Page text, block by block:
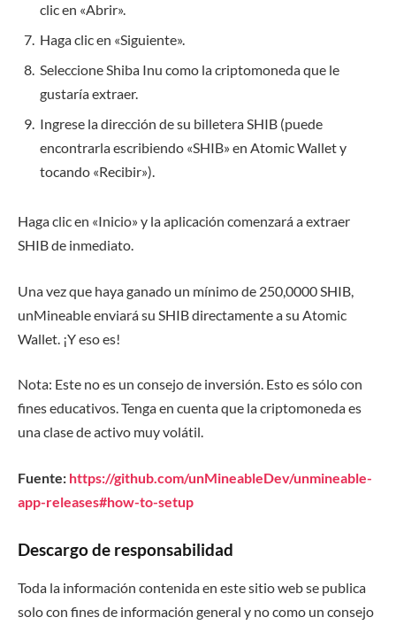
clic en «Abrir».
Haga clic en «Siguiente».
Seleccione Shiba Inu como la criptomoneda que le
gustaría extraer.
Ingrese la dirección de su billetera SHIB (puede
encontrarla escribiendo «SHIB» en Atomic Wallet y
tocando «Recibir»).
Haga clic en «Inicio» y la aplicación comenzará a extraer
SHIB de inmediato.
Una vez que haya ganado un mínimo de 250,0000 SHIB,
unMineable enviará su SHIB directamente a su Atomic
Wallet. ¡Y eso es!
Nota: Este no es un consejo de inversión. Esto es sólo con
fines educativos. Tenga en cuenta que la criptomoneda es
una clase de activo muy volátil.
Fuente: https://github.com/unMineableDev/unmineable-
app-releases#how-to-setup
Descargo de responsabilidad
Toda la información contenida en este sitio web se publica
solo con fines de información general y no como un consejo